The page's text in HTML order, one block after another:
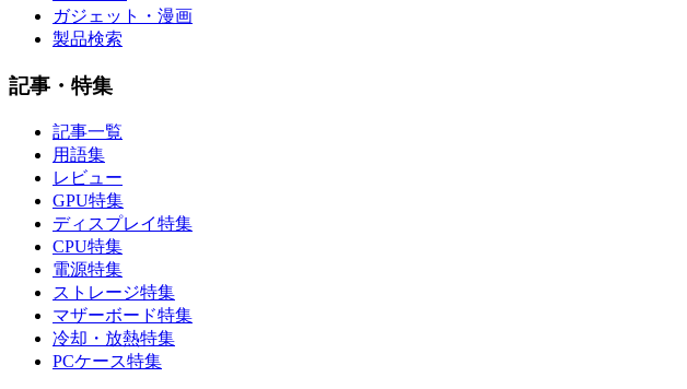
ガジェット・漫画
製品検索
記事・特集
記事一覧
用語集
レビュー
GPU特集
ディスプレイ特集
CPU特集
電源特集
ストレージ特集
マザーボード特集
冷却・放熱特集
PCケース特集